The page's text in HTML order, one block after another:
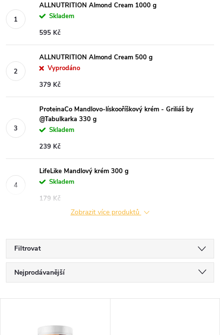
ALLNUTRITION Almond Cream 1000 g
Skladem
595 Kč
ALLNUTRITION Almond Cream 500 g
Vyprodáno
379 Kč
ProteinaCo Mandlovo-lískooříškový krém - Griliáš by
@Tabulkarka 330 g
Skladem
239 Kč
LifeLike Mandlový krém 300 g
Skladem
179 Kč
Zobrazit více produktů
Filtrovat
Ř
a
Nejprodávanější